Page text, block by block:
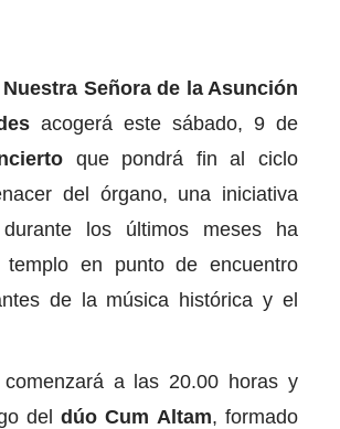
Señora de la Asunción
acogerá este sábado, 9 de
que pondrá fin al ciclo
del órgano, una iniciativa
los últimos meses ha
templo en punto de encuentro
de la música histórica y el
comenzará a las 20.00 horas y
deldúo Cum Altam, formado